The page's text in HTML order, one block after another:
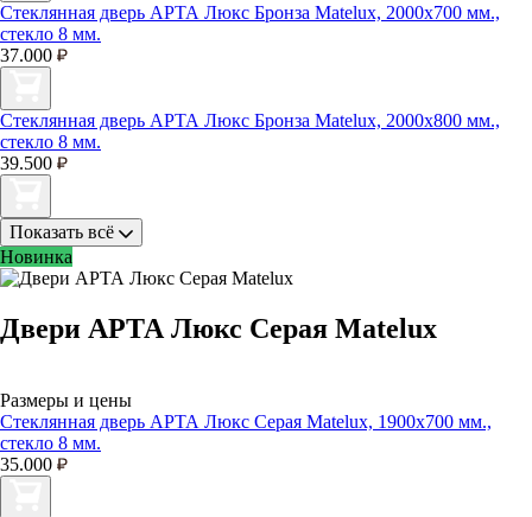
Стеклянная дверь АРТА Люкс Бронза Matelux, 2000х700 мм.,
стекло 8 мм.
37.000
Стеклянная дверь АРТА Люкс Бронза Matelux, 2000х800 мм.,
стекло 8 мм.
39.500
Показать всё
Новинка
Двери АРТА Люкс Серая Matelux
Размеры и цены
Стеклянная дверь АРТА Люкс Серая Matelux, 1900х700 мм.,
стекло 8 мм.
35.000